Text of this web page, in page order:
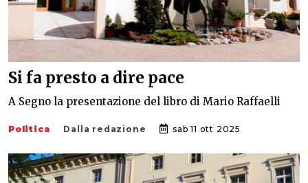
Si fa presto a dire pace
A Segno la presentazione del libro di Mario Raffaelli
Politica Dalla redazione sab 11 ott 2025